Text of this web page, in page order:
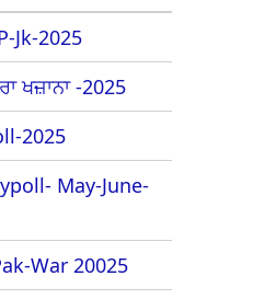
Jk-2025
ਖਜ਼ਾਨਾ -2025
2025
May-June-
War 20025